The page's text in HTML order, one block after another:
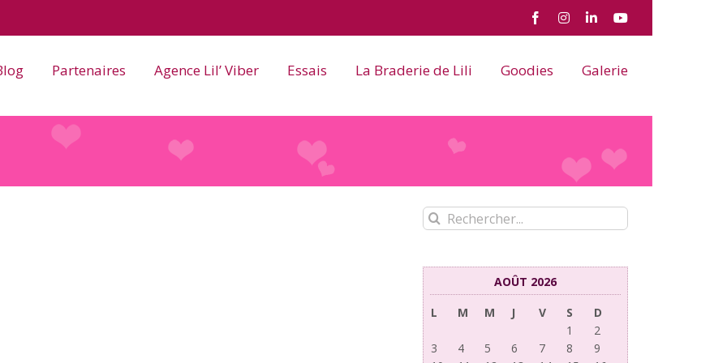
FacebookInstagram
LinkedInYouTube
Partenaires Agence Lil’ Viber Essais La Braderie de Lili Goodies Galerie
Rechercher:
AOÛT 2026
L
M M J V S
D
1
2
3
4 5 6 7 8
9